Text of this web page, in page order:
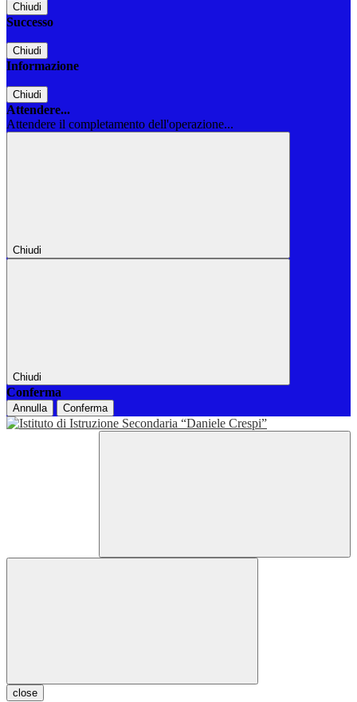
Chiudi
Successo
Chiudi
Informazione
Chiudi
Attendere...
Attendere il completamento dell'operazione...
Chiudi
Chiudi
Conferma
Annulla Conferma
close